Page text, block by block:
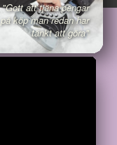
"Gott att tjäna pengar
på köp man redan har
tänkt att göra"